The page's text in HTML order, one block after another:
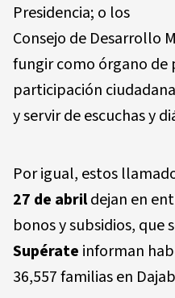
Presidencia; o los
Consejo de Desarrollo
fungir como órgano de
participación
y servir de escuchas y
Por igual, estos
27 de abrildejan en
bonos y subsidios, que
Supérate informan
36,557 familias en